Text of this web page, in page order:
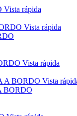
Vista rápida
Vista rápida
Vista rápida
Vista
BORDO